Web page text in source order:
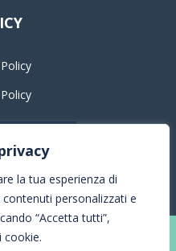
la tua esperienza di
personalizzati e
“Accetta tutti”,
cookie.
|privacy & cookie policy